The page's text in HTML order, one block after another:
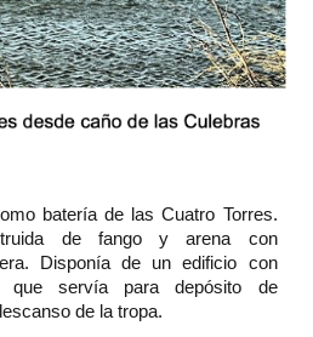
batería de las Cuatro Torres.
de fango y arena con
Disponía de un edificio con
que servía para depósito de
de la tropa.